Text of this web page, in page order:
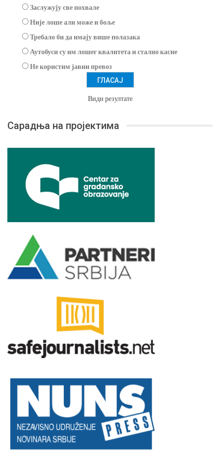
Заслужују све похвале
Није лоше али може и боље
Требало би да имају више полазака
Аутобуси су им лошег квалитета и стално касне
Не користим јавни превоз
Види резултате
Сарадња на пројектима